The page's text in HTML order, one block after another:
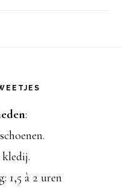
:
kledij.
1,5 à 2 uren